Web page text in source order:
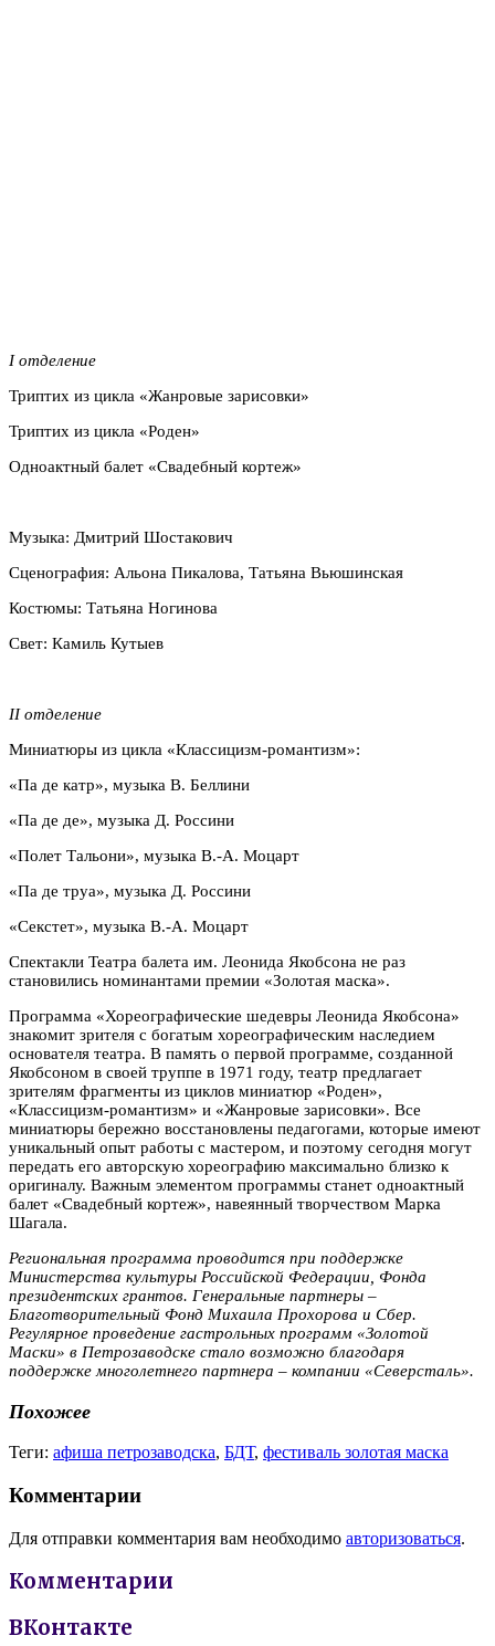
I отделение
Триптих из цикла «Жанровые зарисовки»
Триптих из цикла «Роден»
Одноактный балет «Свадебный кортеж»
Музыка: Дмитрий Шостакович
Сценография: Альона Пикалова, Татьяна Вьюшинская
Костюмы: Татьяна Ногинова
Свет: Камиль Кутыев
II отделение
Миниатюры из цикла «Классицизм-романтизм»:
«Па де катр», музыка В. Беллини
«Па де де», музыка Д. Россини
«Полет Тальони», музыка В.-А. Моцарт
«Па де труа», музыка Д. Россини
«Секстет», музыка В.-А. Моцарт
Спектакли Театра балета им. Леонида Якобсона не раз
становились номинантами премии «Золотая маска».
Программа «Хореографические шедевры Леонида Якобсона»
знакомит зрителя с богатым хореографическим наследием
основателя театра. В память о первой программе, созданной
Якобсоном в своей труппе в 1971 году, театр предлагает
зрителям фрагменты из циклов миниатюр «Роден»,
«Классицизм-романтизм» и «Жанровые зарисовки». Все
миниатюры бережно восстановлены педагогами, которые имеют
уникальный опыт работы с мастером, и поэтому сегодня могут
передать его авторскую хореографию максимально близко к
оригиналу. Важным элементом программы станет одноактный
балет «Свадебный кортеж», навеянный творчеством Марка
Шагала.
Региональная программа проводится при поддержке
Министерства культуры Российской Федерации, Фонда
президентских грантов. Генеральные партнеры –
Благотворительный Фонд Михаила Прохорова и Сбер.
Регулярное проведение гастрольных программ «Золотой
Маски» в Петрозаводске стало возможно благодаря
поддержке многолетнего партнера – компании «Северсталь».
Похожее
Теги: афиша петрозаводска, БДТ, фестиваль золотая маска
Комментарии
Для отправки комментария вам необходимо авторизоваться.
Комментарии
ВКонтакте